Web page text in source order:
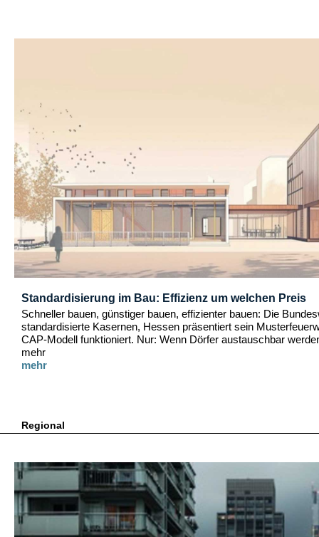
Standardisierung im Bau: Effizienz um welchen Preis
Schneller bauen, günstiger bauen, effizienter bauen: Die
standardisierte Kasernen, Hessen präsentiert sein
CAP-Modell funktioniert. Nur: Wenn Dörfer austauschbar
mehr
mehr
Regional